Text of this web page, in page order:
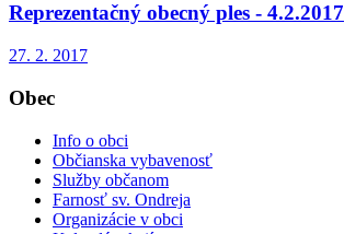
Reprezentačný obecný ples - 4.2.2017
27. 2. 2017
Obec
Info o obci
Občianska vybavenosť
Služby občanom
Farnosť sv. Ondreja
Organizácie v obci